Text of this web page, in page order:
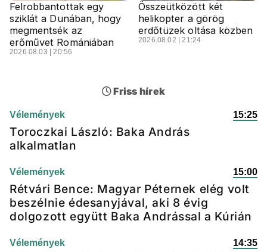
Felrobbantottak egy
sziklát a Dunában, hogy
megmentsék az
erőművet Romániában
2026.08.03 | 20:56
Összeütközött két
helikopter a görög
erdőtüzek oltása közben
2026.08.02 | 21:24
Friss hírek
Vélemények 15:25
Toroczkai László: Baka András
alkalmatlan
Vélemények 15:00
Rétvári Bence: Magyar Péternek elég volt
beszélnie édesanyjával, aki 8 évig
dolgozott együtt Baka Andrással a Kúrián
Vélemények 14:35